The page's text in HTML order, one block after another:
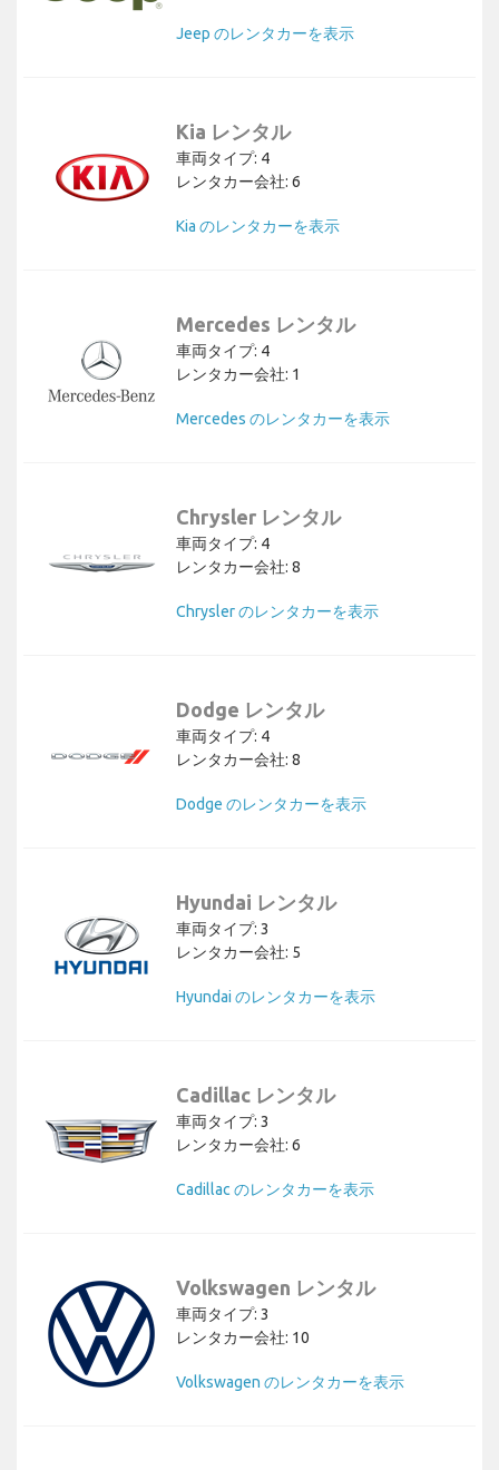
Jeep のレンタカーを表示
Kia レンタル
車両タイプ: 4
レンタカー会社: 6
Kia のレンタカーを表示
Mercedes レンタル
車両タイプ: 4
レンタカー会社: 1
Mercedes のレンタカーを表示
Chrysler レンタル
車両タイプ: 4
レンタカー会社: 8
Chrysler のレンタカーを表示
Dodge レンタル
車両タイプ: 4
レンタカー会社: 8
Dodge のレンタカーを表示
Hyundai レンタル
車両タイプ: 3
レンタカー会社: 5
Hyundai のレンタカーを表示
Cadillac レンタル
車両タイプ: 3
レンタカー会社: 6
Cadillac のレンタカーを表示
Volkswagen レンタル
車両タイプ: 3
レンタカー会社: 10
Volkswagen のレンタカーを表示